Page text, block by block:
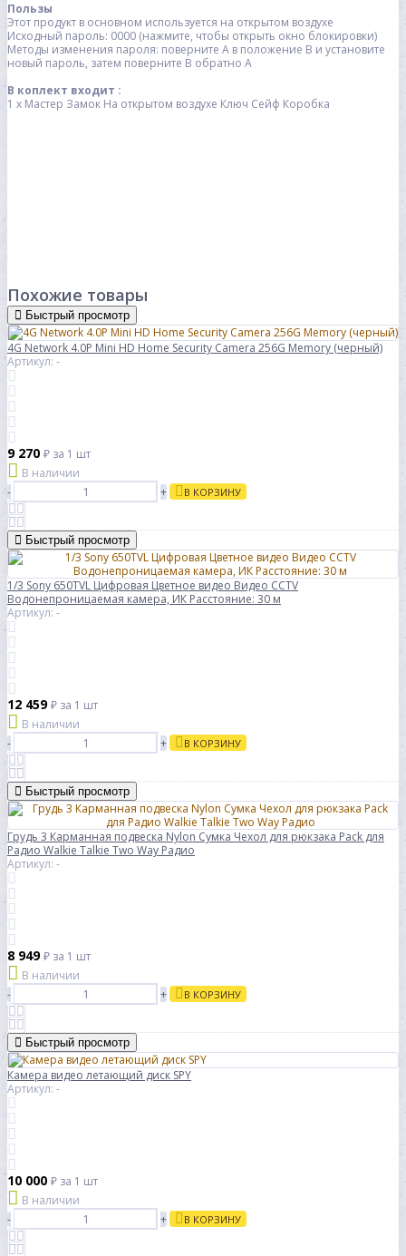
Пользы
Этот продукт в основном используется на открытом воздухе
Исходный пароль: 0000 (нажмите, чтобы открыть окно блокировки)
Методы изменения пароля: поверните A в положение B и установите
новый пароль, затем поверните B обратно A
В коплект входит :
1 x Мастер Замок На открытом воздухе Ключ Сейф Коробка
Похожие товары
Быстрый просмотр
4G Network 4.0P Mini HD Home Security Camera 256G Memory (черный)
Артикул: -
9 270 ₽ за 1 шт
В наличии
-
+ В КОРЗИНУ
Быстрый просмотр
1/3 Sony 650TVL Цифровая Цветное видео Видео CCTV
Водонепроницаемая камера, ИК Расстояние: 30 м
Артикул: -
12 459₽ за 1 шт
В наличии
-
+ В КОРЗИНУ
Быстрый просмотр
Грудь 3 Карманная подвеска Nylon Сумка Чехол для рюкзака Pack для
Радио Walkie Talkie Two Way Радио
Артикул: -
8 949₽ за 1 шт
В наличии
-
+ В КОРЗИНУ
Быстрый просмотр
Камера видео летающий диск SPY
Артикул: -
10 000 ₽ за 1 шт
В наличии
-
+ В КОРЗИНУ